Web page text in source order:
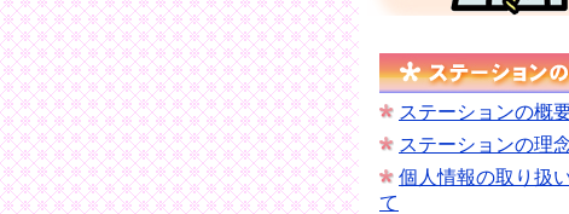
ステーションの概
ステーションの理
個人情報の取り扱
て